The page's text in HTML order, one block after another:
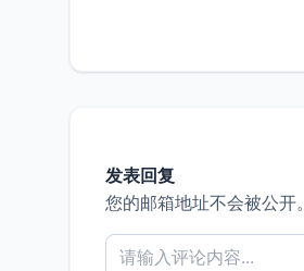
发表回复
您的邮箱地址不会被公开。